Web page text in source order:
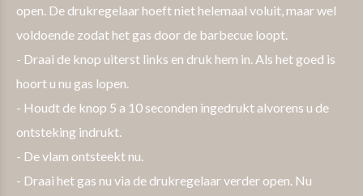
open. De drukregelaar hoeft niet helemaal voluit, maar wel
voldoende zodat het gas door de barbecue loopt.
- Draai de knop uiterst links en druk hem in. Als het goed is
hoort u nu gas lopen.
- Houdt de knop 5 a 10 seconden ingedrukt alvorens u de
ontsteking indrukt.
- De vlam ontsteekt nu.
- Draai het gas nu via de drukregelaar verder open. Nu